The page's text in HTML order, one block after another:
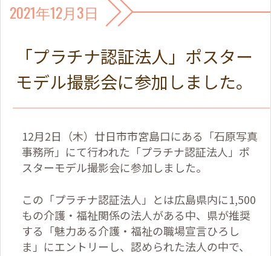
2021年12月3日
「プラチナ認証法人」ポスター
モデル撮影会に参加しました。
12月2日（木）廿日市市宮島口にある「石原写真
事務所」にて行われた「プラチナ認証法人」ポ
スターモデル撮影会に参加しました。
この「プラチナ認証法人」とは広島県内に1,500
もの介護・福祉関係の法人がある中、県が推奨
する「魅力ある介護・福祉の職場宣言ひろし
ま」にエントリーし、認められた法人の中で、